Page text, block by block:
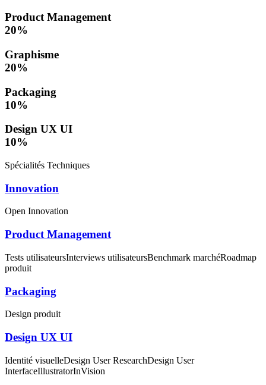
Product Management
20%
Graphisme
20%
Packaging
10%
Design UX UI
10%
Spécialités Techniques
Innovation
Open Innovation
Product Management
Tests utilisateursInterviews utilisateursBenchmark marchéRoadmap
produit
Packaging
Design produit
Design UX UI
Identité visuelleDesign User ResearchDesign User
InterfaceIllustratorInVision